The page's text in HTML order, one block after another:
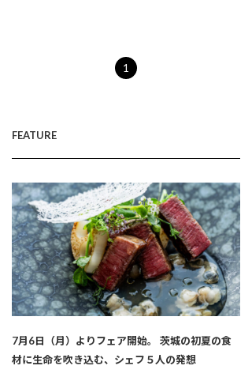
1
FEATURE
7月6日（月）よりフェア開始。 茨城の初夏の食
材に生命を吹き込む、シェフ５人の発想